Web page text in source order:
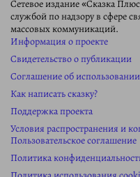
Сетевое издание «Сказка
службой по надзору в сфере
массовых коммуникаций.
Информация о проекте
Свидетельство о публикации
Соглашение об
Как написать сказку?
Поддержка проекта
Условия распространения и
Пользовательское соглашение
Политика